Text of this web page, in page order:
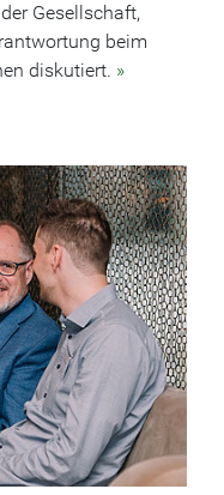
Gesellschaft,
beim
diskutiert. »